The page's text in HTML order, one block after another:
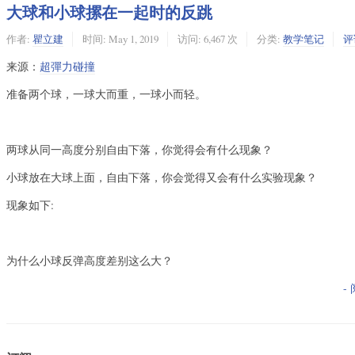
大球和小球摞在一起时的反跳
作者: 瞿立建 时间: May 1, 2019 访问: 6,467 次 分类: 教学笔记
来源： 超彈力碰撞
准备两个球，一球大而重，一球小而轻。
两球从同一高度分别自由下落，你觉得会有什么现象？
小球放在大球上面，自由下落，你会觉得又会有什么实验现象？
现象如下:
为什么小球反弹高度差别这么大？
-